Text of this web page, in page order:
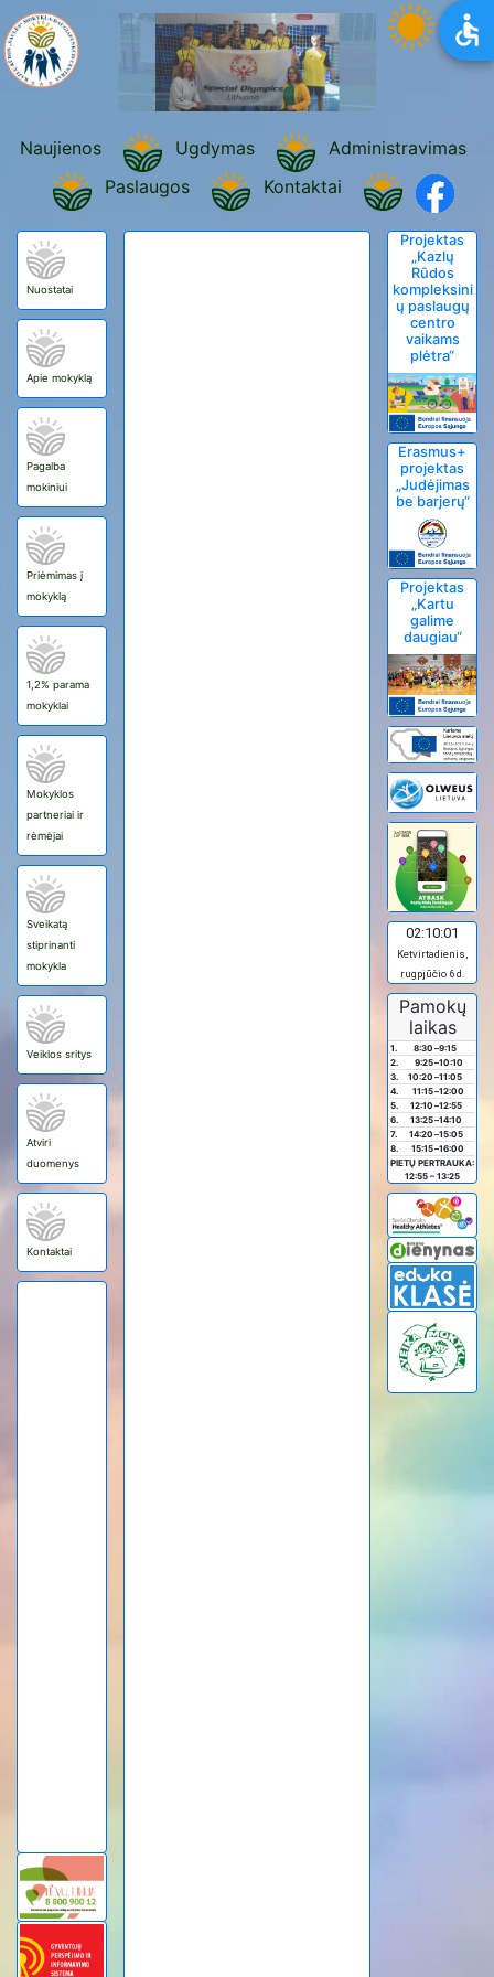
Naujienos Ugdymas
Administravimas
Paslaugos
Kontaktai
Nuostatai
Apie mokyklą
Pagalba
mokiniui
Priėmimas į
mokyklą
1,2% parama
mokyklai
Mokyklos
partneriai ir
rėmėjai
Sveikatą
stiprinanti
mokykla
Veiklos sritys
Atviri
duomenys
Kontaktai
Projektas
„Kazlų
Rūdos
kompleksini
ų paslaugų
centro
vaikams
plėtra“
Erasmus+
projektas
„Judėjimas
be barjerų“
Projektas
„Kartu
galime
daugiau“
02:10:01
Ketvirtadienis,
rugpjūčio 6 d.
Pamokų
laikas
1. 8:30 –9:15
2.
9:25–10:10
3.
10:20 –11:05
4.
11:15–12:00
5.
12:10 –12:55
6.
13:25–14:10
7.
14:20 –15:05
8.
15:15–16:00
PIETŲ PERTRAUKA:
12:55 – 13:25